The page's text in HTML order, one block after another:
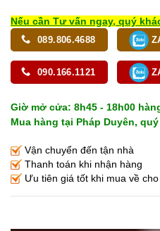
Nếu cần Tư vấn ngay, quý
089.806.4688
090.166.1121
Giờ mở cửa: 8h45 - 18h00
Mua hàng tại Pháp Duyên,
Vận chuyển đến tận nhà
Thanh toán khi nhận hàng
Ưu tiên giá tốt khi mua về